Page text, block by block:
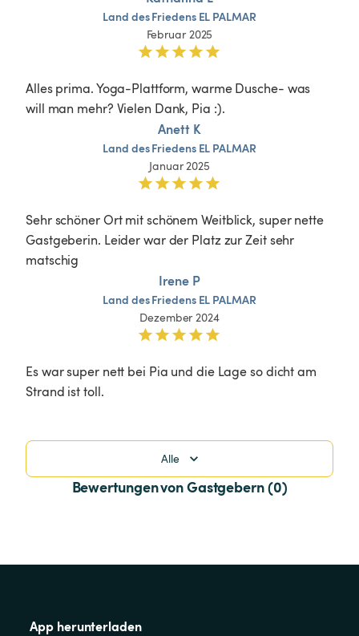
Land desFriedens EL PALMAR
Februar 2025
Alles prima. Yoga-Plattform, warme Dusche- was
will man mehr? Vielen Dank, Pia :).
Anett K
Land desFriedens EL PALMAR
Januar 2025
Sehr schöner Ort mit schönem Weitblick, super nette
Gastgeberin. Leider war der Platz zur Zeit sehr
matschig
Irene P
Land desFriedens EL PALMAR
Dezember 2024
Es war super nett bei Pia und die Lage so dicht am
Strand ist toll.
Alle
Bewertungen von Gastgebern (0)
App herunterladen